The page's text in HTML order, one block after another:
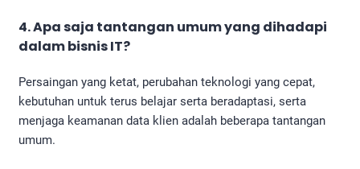
4. Apa saja tantangan umum yang dihadapi
dalam bisnis IT?
Persaingan yang ketat, perubahan teknologi yang cepat,
kebutuhan untuk terus belajar serta beradaptasi, serta
menjaga keamanan data klien adalah beberapa tantangan
umum.